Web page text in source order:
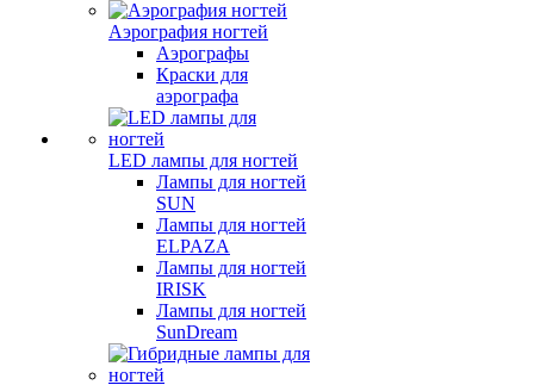
Аэрография ногтей
Аэрографы
Краски для
аэрографа
LED лампы для ногтей
Лампы для ногтей
SUN
Лампы для ногтей
ELPAZA
Лампы для ногтей
IRISK
Лампы для ногтей
SunDream